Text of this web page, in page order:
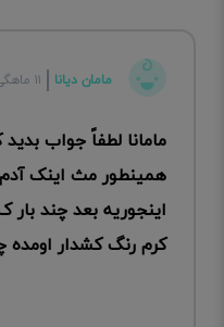
مامان دیانا ۱۱ ماهگی
مامانا لطفاً جواب
همینطور مث اینک
اینجوریه بعد چند
کرم رنگ کشدار اومده